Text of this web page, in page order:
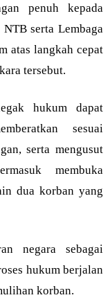
penuh kepada
NTB serta Lembaga
atas langkah cepat
tersebut.
hukum dapat
sesuai
serta mengusut
membuka
dua korban yang
negara sebagai
hukum berjalan
korban.